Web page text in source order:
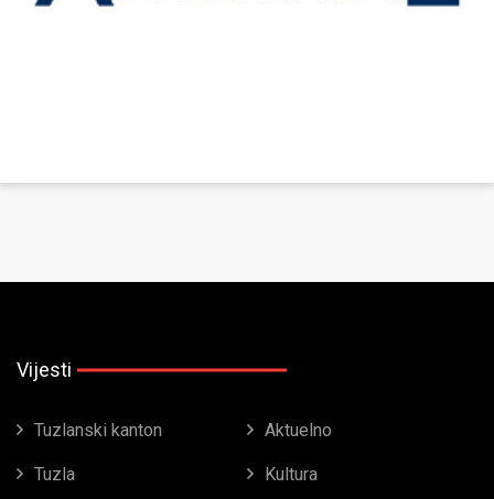
Vijesti
Tuzlanski kanton Aktuelno
Tuzla Kultura